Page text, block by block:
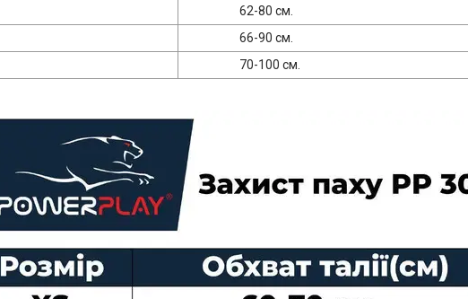
62-80 см.
66-90 см.
70-100 см.